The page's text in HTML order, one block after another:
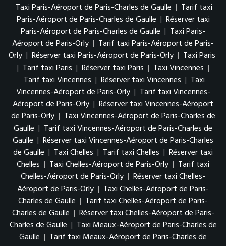
Taxi Paris-Aéroport de Paris-Charles de Gaulle | Tarif taxi
Paris-Aéroport de Paris-Charles de Gaulle | Réserver taxi
Paris-Aéroport de Paris-Charles de Gaulle | Taxi Paris-
Aéroport de Paris-Orly | Tarif taxi Paris-Aéroport de Paris-
Orly | Réserver taxi Paris-Aéroport de Paris-Orly | Taxi Paris
| Tarif taxi Paris | Réserver taxi Paris | Taxi Vincennes |
Tarif taxi Vincennes | Réserver taxi Vincennes | Taxi
Vincennes-Aéroport de Paris-Orly | Tarif taxi Vincennes-
Aéroport de Paris-Orly | Réserver taxi Vincennes-Aéroport
de Paris-Orly | Taxi Vincennes-Aéroport de Paris-Charles de
Gaulle | Tarif taxi Vincennes-Aéroport de Paris-Charles de
Gaulle | Réserver taxi Vincennes-Aéroport de Paris-Charles
de Gaulle | Taxi Chelles | Tarif taxi Chelles | Réserver taxi
Chelles | Taxi Chelles-Aéroport de Paris-Orly | Tarif taxi
Chelles-Aéroport de Paris-Orly | Réserver taxi Chelles-
Aéroport de Paris-Orly | Taxi Chelles-Aéroport de Paris-
Charles de Gaulle | Tarif taxi Chelles-Aéroport de Paris-
Charles de Gaulle | Réserver taxi Chelles-Aéroport de Paris-
Charles de Gaulle | Taxi Meaux-Aéroport de Paris-Charles de
Gaulle | Tarif taxi Meaux-Aéroport de Paris-Charles de